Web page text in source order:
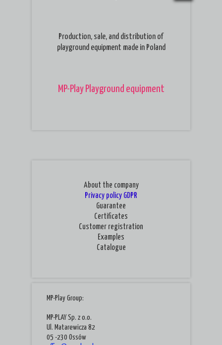
About the company
Privacy policy GDPR
Guarantee
Certificates
Customer registration
Examples
Catalogue
MP-Play Group:
MP-PLAY Sp. z o.o.
Ul. Matarewicza 82
05 -230 Ossów
Production, sale, and distribution of
playground equipment made in Poland
MP-Play Playground equipment